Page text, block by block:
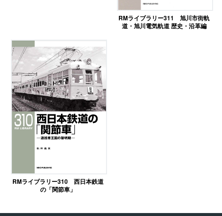
RMライブラリー311 旭川市街軌
道・旭川電気軌道 歴史・沿革編
RMライブラリー310 西日本鉄道
の「関節車」